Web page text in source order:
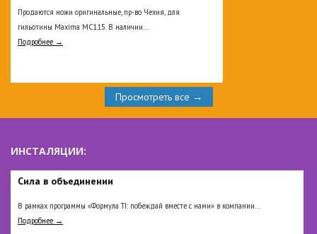
Продаются ножи оригинальные, пр-во Чехия, для
гильотины Maxima MC115. В наличии...
Подробнее →
Просмотреть все →
ИНСТАЛЯЦИИ:
Сила в объединении
В рамках программы «Формула TI: побеждай вместе с нами» в компании...
Подробнее →